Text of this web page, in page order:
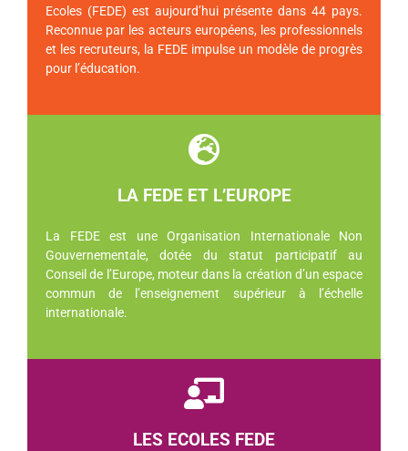
Ecoles (FEDE) est aujourd’hui présente dans 44 pays.
Reconnue par les acteurs européens, les professionnels
et les recruteurs, la FEDE impulse un modèle de progrès
pour l’éducation.
LA FEDE ET L’EUROPE
La FEDE est une Organisation Internationale Non
Gouvernementale, dotée du statut participatif au
Conseil de l’Europe, moteur dans la création d’un espace
commun de l’enseignement supérieur à l’échelle
internationale.
LES ECOLES FEDE